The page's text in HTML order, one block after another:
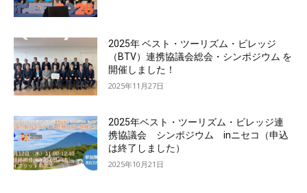
2025年 ベスト・ツーリズム・ビレッジ
（BTV）連携協議会総会・シンポジウム を
開催しました！
2025年11月27日
2025年ベスト・ツーリズム・ビレッジ連
携協議会 シンポジウム inニセコ（申込
は終了しました）
2025年10月21日